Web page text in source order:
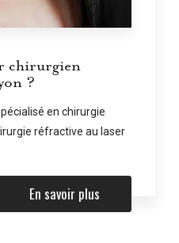
chirurgien
?
en chirurgie
réfractive au laser
En savoir plus